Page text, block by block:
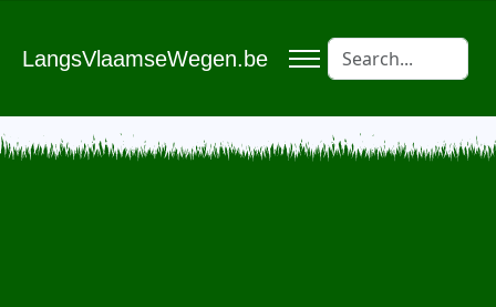
LangsVlaamseWegen.be